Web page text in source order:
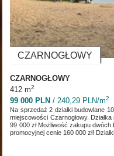
CZARNOGŁOWY
CZARNOGŁOWY
412 m2
99 000 PLN / 240,29 PLN/m2
Na sprzedaż 2 działki budowlane
miejscowości Czarnogłowy.
99 000 zł Możliwość zakupu
promocyjnej cenie 160 000 zł!